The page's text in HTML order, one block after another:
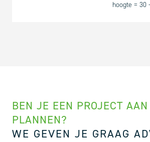
hoogte = 30
BEN JE EEN PROJECT
PLANNEN?
WE GEVEN JE GRAAG